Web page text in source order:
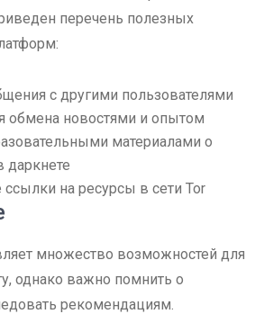
перечень полезных
с другими пользователями
новостями и опытом
материалами о
даркнете
на ресурсы в сети Tor
множество возможностей для
однако важно помнить о
рекомендациям.